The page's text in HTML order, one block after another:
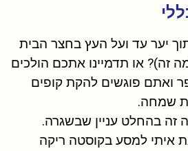
יער עד ועל העץ בחצר הבית
זה)? או תדמיינו אתכם הולכים
ואתם פוגשים להקת קופים
שמחה.
זה בהחלט עניין שבשגרה.
איתי למסע בקוסטה ריקה